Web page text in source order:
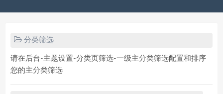
分类筛选
请在后台-主题设置-分类页筛选-一级主分类筛选配置和排序
您的主分类筛选